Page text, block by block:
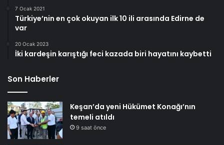
7 Ocak 2021
Türkiye’nin en çok okuyan ilk 10 ili arasında Edirne de
var
20 Ocak 2023
İki kardeşin karıştığı feci kazada biri hayatını kaybetti
Son Haberler
Keşan’da yeni Hükümet Konağı’nın
temeli atıldı
9 saat önce